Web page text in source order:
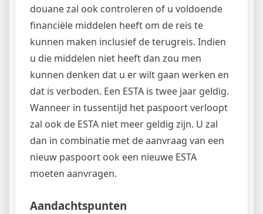
douane zal ook controleren of u voldoende
financiële middelen heeft om de reis te
kunnen maken inclusief de terugreis. Indien
u die middelen niet heeft dan zou men
kunnen denken dat u er wilt gaan werken en
dat is verboden. Een ESTA is twee jaar geldig.
Wanneer in tussentijd het paspoort verloopt
zal ook de ESTA niet meer geldig zijn. U zal
dan in combinatie met de aanvraag van een
nieuw paspoort ook een nieuwe ESTA
moeten aanvragen.
Aandachtspunten